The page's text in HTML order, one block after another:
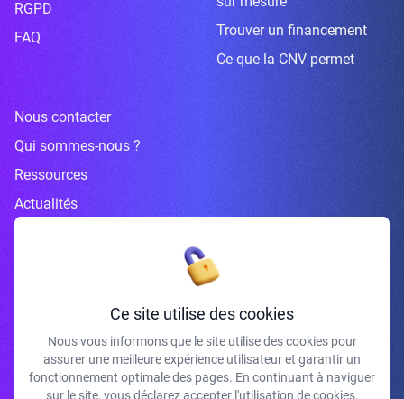
RGPD
FAQ
Trouver un financement
Ce que la CNV permet
Nous contacter
Qui sommes-nous ?
Ressources
Actualités
Inscrivez-vous à la newsletter
J'accepte de recevoir vos e-mails et confirme avoir pris connaissance de
votre politique de confidentialité et mentions légales.
Ce site utilise des cookies
Nous vous informons que le site utilise des cookies pour
assurer une meilleure expérience utilisateur et garantir un
fonctionnement optimale des pages. En continuant à naviguer
sur le site, vous déclarez accepter l'utilisation de cookies.